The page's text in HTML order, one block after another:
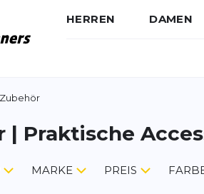
HERREN DAMEN
Zubehör
| Praktische
MARKE PREIS